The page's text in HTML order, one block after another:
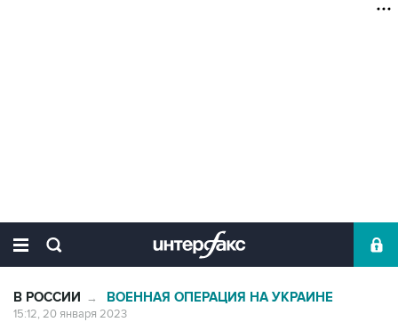
В РОССИИ → ВОЕННАЯ ОПЕРАЦИЯ НА УКРАИНЕ
15:12, 20 января 2023